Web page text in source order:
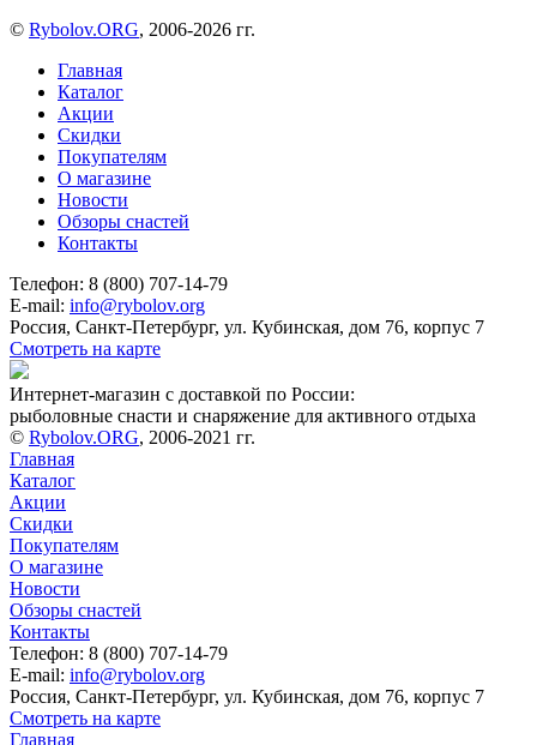
© Rybolov.ORG, 2006-2026 гг.
Главная
Каталог
Акции
Скидки
Покупателям
О магазине
Новости
Обзоры снастей
Контакты
Телефон: 8 (800) 707-14-79
E-mail: info@rybolov.org
Россия, Санкт-Петербург, ул. Кубинская, дом 76, корпус 7
Смотреть на карте
Интернет-магазин с доставкой по России:
рыболовные снасти и снаряжение для активного отдыха
© Rybolov.ORG, 2006-2021 гг.
Главная
Каталог
Акции
Скидки
Покупателям
О магазине
Новости
Обзоры снастей
Контакты
Телефон: 8 (800) 707-14-79
E-mail: info@rybolov.org
Россия, Санкт-Петербург, ул. Кубинская, дом 76, корпус 7
Смотреть на карте
Главная